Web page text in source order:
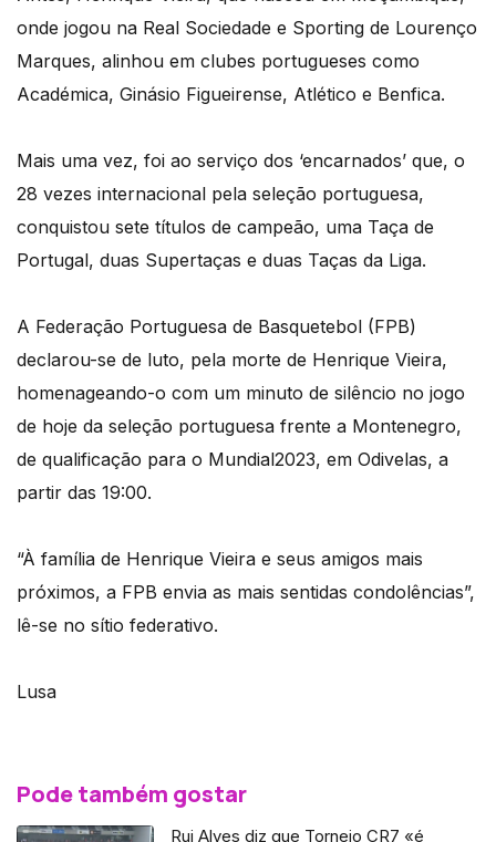
onde jogou na Real Sociedade e Sporting de Lourenço
Marques, alinhou em clubes portugueses como
Académica, Ginásio Figueirense, Atlético e Benfica.
Mais uma vez, foi ao serviço dos ‘encarnados’ que, o
28 vezes internacional pela seleção portuguesa,
conquistou sete títulos de campeão, uma Taça de
Portugal, duas Supertaças e duas Taças da Liga.
A Federação Portuguesa de Basquetebol (FPB)
declarou-se de luto, pela morte de Henrique Vieira,
homenageando-o com um minuto de silêncio no jogo
de hoje da seleção portuguesa frente a Montenegro,
de qualificação para o Mundial2023, em Odivelas, a
partir das 19:00.
“À família de Henrique Vieira e seus amigos mais
próximos, a FPB envia as mais sentidas condolências”,
lê-se no sítio federativo.
Lusa
Pode também gostar
Rui Alves diz que Torneio CR7 «é